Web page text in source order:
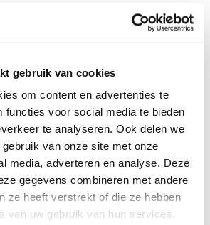
gebruik van cookies
om content en advertenties te
functies voor social media te bieden
te analyseren. Ook delen we
van onze site met onze
media, adverteren en analyse. Deze
gegevens combineren met andere
ze heeft verstrekt of die ze hebben
van uw gebruik van hun services.
is op zoek naar
in Abcoude
met jongeren in de
van 15-20 jaar, die het ook leuk
het meisje te helpen, zou
met de Nederlandse taal en